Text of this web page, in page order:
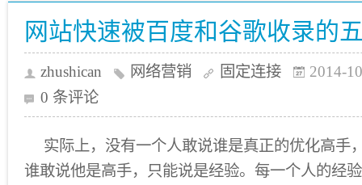
网站快速被百度和谷歌收录的
zhushican 网络营销 固定连接
2014-
0 条评论
实际上，没有一个人敢说谁是真正的优化高手
谁敢说他是高手，只能说是经验。每一个人的经